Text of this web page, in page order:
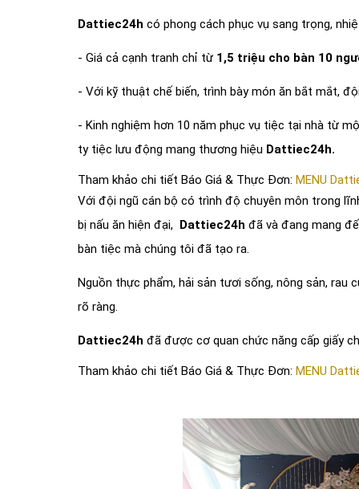
Dattiec24h có phong cách phục vụ sang trọng,
- Giá cả cạnh tranh chỉ từ 1,5 triệu cho bàn 10
- Với kỹ thuật chế biến, trình bày món ăn bắt mắt,
- Kinh nghiệm hơn 10 năm phục vụ tiệc tại nhà từ
ty tiệc lưu động mang thương hiệu Dattiec24h.
Tham khảo chi tiết Báo Giá & Thực Đơn:MENU
Với đội ngũ cán bộ có trình độ chuyên môn trong
bị nấu ăn hiện đại, Dattiec24hđã và đang mang
bàn tiệc mà chúng tôi đã tạo ra.
Nguồn thực phẩm, hải sản tươi sống, nông sản, rau
rõ ràng.
Dattiec24hđã được cơ quan chức năng cấp giấy
Tham khảo chi tiết Báo Giá & Thực Đơn:MENU